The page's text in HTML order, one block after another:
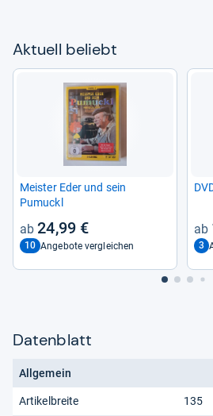
Aktu­ell beliebt
Meis­ter Eder und sein
Pumuckl
24,99 €
10 Angebote vergleichen 3
Datenblatt
Allgemein
Artikelbreite 135